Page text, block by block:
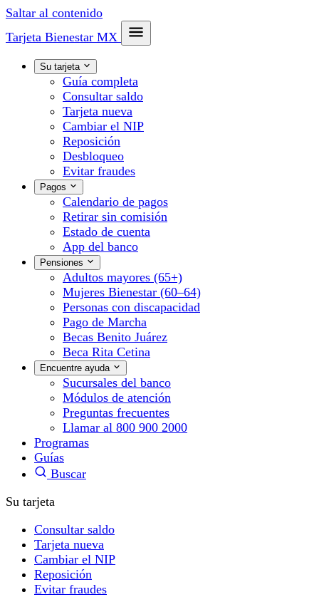
Saltar al contenido
Tarjeta Bienestar MX
Su tarjeta
Guía completa
Consultar saldo
Tarjeta nueva
Cambiar el NIP
Reposición
Desbloqueo
Evitar fraudes
Pagos
Calendario de pagos
Retirar sin comisión
Estado de cuenta
App del banco
Pensiones
Adultos mayores (65+)
Mujeres Bienestar (60–64)
Personas con discapacidad
Pago de Marcha
Becas Benito Juárez
Beca Rita Cetina
Encuentre ayuda
Sucursales del banco
Módulos de atención
Preguntas frecuentes
Llamar al 800 900 2000
Programas
Guías
Buscar
Su tarjeta
Consultar saldo
Tarjeta nueva
Cambiar el NIP
Reposición
Evitar fraudes